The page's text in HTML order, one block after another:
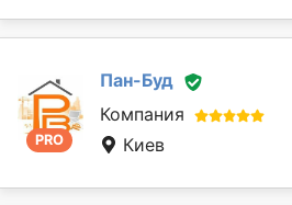
PRO
Пан-Буд
Компания
Киев